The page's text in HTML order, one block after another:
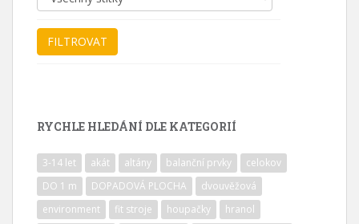
RYCHLE HLEDÁNÍ DLE KATEGORIÍ
3-14 let akát altány balanční prvky
celokov
DO 1 m
DOPADOVÁ PLOCHA
dvouvěžová
environment
fit stroje houpačky
hranol